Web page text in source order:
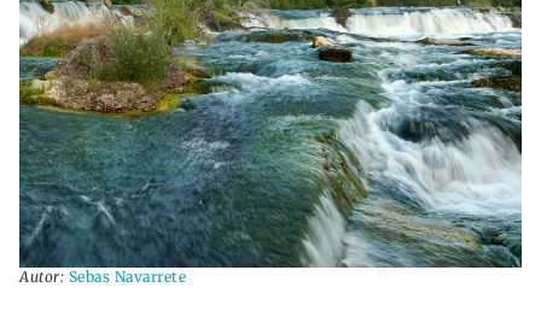
Autor: Sebas Navarrete